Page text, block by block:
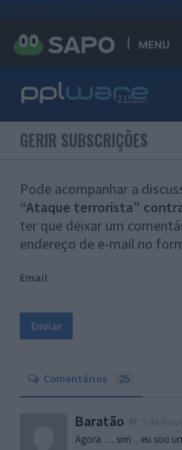
MENU
GERIR SUBSCRIÇÕES
Pode acompanhar a
“Ataque terrorista”
ter que deixar um
endereço de e-mail no
Email
Comentários 25
Baratão
Agora … sim .. eu sou